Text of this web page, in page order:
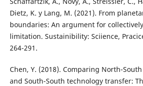
Dietz, K. y Lang, M. (2021). From
boundaries: An argument for
limitation. Sustainibility: Sciience,
264-291.
Chen, Y. (2018). Comparing North-
and South-South technology transfer: